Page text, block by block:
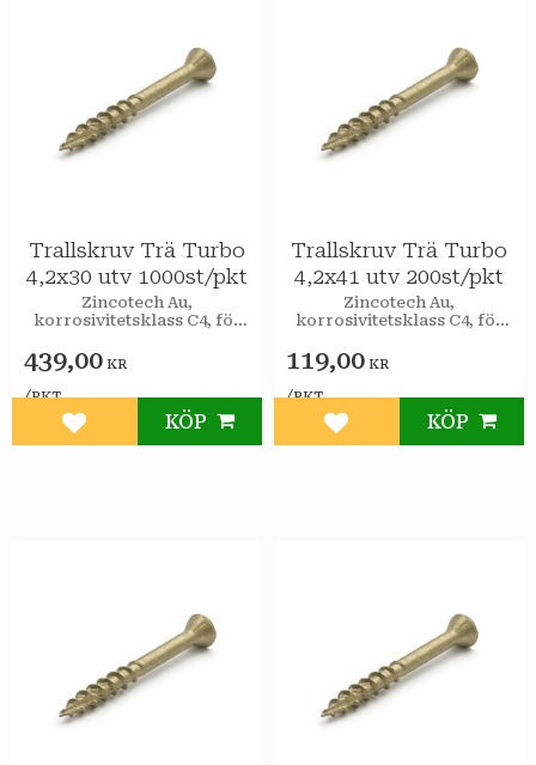
Trallskruv Trä Turbo
4,2x30 utv 1000st/pkt
Zincotech Au,
korrosivitetsklass C4, för
439,00 KR
/PKT
Lägg till i favoriter
KÖP
Trallskruv Trä Turbo
4,2x41 utv 200st/pkt
Zincotech Au,
korrosivitetsklass C4, för
119,00 KR
/PKT
Lägg till i favoriter
KÖP